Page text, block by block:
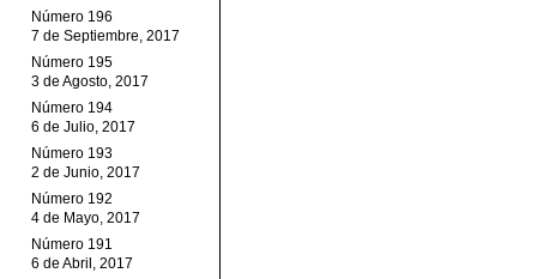
Número 196
7 de Septiembre, 2017
Número 195
3 de Agosto, 2017
Número 194
6 de Julio, 2017
Número 193
2 de Junio, 2017
Número 192
4 de Mayo, 2017
Número 191
6 de Abril, 2017